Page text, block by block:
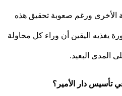
ورغم صعوبة تحقيق هذه
اليقين أن وراء كل محاولة
البعيد.
دار الأمير؟